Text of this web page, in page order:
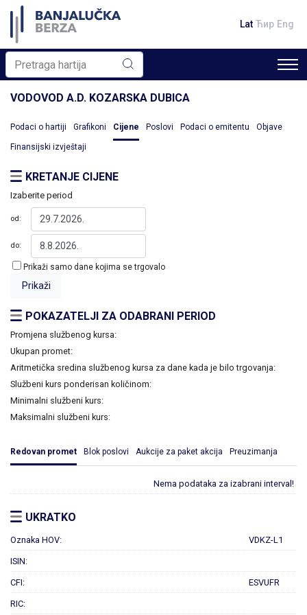
Lat Ћир Eng
VODOVOD A.D. KOZARSKA DUBICA
Podaci o hartiji Grafikoni Cijene Poslovi Podaci o emitentu Objave
Finansijski izvještaji
KRETANJE CIJENE
Izaberite period
od:
do:
Prikaži samo dane kojima se trgovalo
POKAZATELJI ZA ODABRANI PERIOD
Promjena službenog kursa:
Ukupan promet:
Aritmetička sredina službenog kursa za dane kada je bilo trgovanja:
Službeni kurs ponderisan količinom:
Minimalni službeni kurs:
Maksimalni službeni kurs:
Redovan promet Blok poslovi Aukcije za paket akcija Preuzimanja
Nema podataka za izabrani interval!
UKRATKO
Oznaka HOV: VDKZ-L1
ISIN:
CFI: ESVUFR
RIC: